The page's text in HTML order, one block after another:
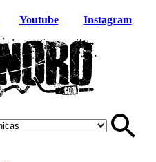
Youtube Instagram